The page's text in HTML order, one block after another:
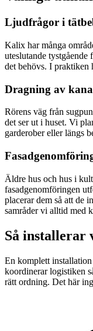
Ljudfrågor i
Kalix har många
uteslutande
det behövs. I praktiken
Dragning av
Rörens väg från
det ser ut i huset. Vi
garderober eller längs
Äldre hus och hus i
fasadgenomföringen
placerar dem så att de
samråder vi alltid med
Så installerar
En komplett
koordinerar logistiken
rätt ordning. Det här